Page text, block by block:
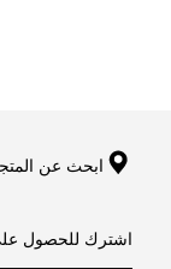
ابحث عن
اشترك للحصول